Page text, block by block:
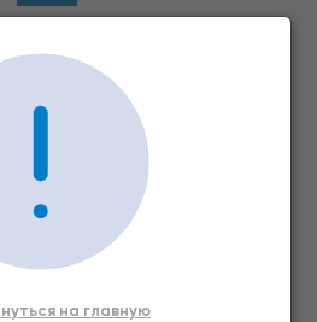
на сайте
на главную